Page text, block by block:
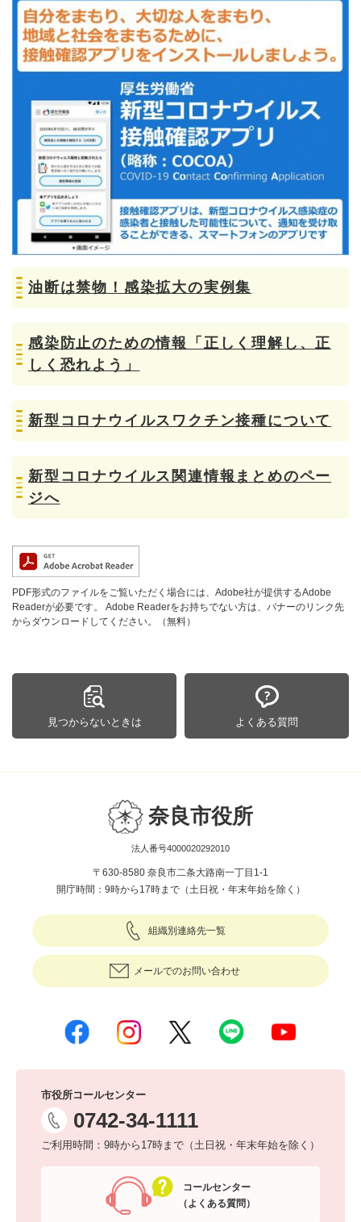
油断は禁物！感染拡大の実例集
感染防止のための情報「正しく理解し、正
しく恐れよう」
新型コロナウイルスワクチン接種について
新型コロナウイルス関連情報まとめのペー
ジへ
PDF形式のファイルをご覧いただく場合には、Adobe社が提供するAdobe
Readerが必要です。
Adobe Readerをお持ちでない方は、バナーのリンク先
からダウンロードしてください。（無料）
見つからないときは よくある質問
奈良市役所
法人番号4000020292010
〒630-8580 奈良市二条大路南一丁目1-1
開庁時間：9時から17時まで（土日祝・年末年始を除く）
組織別連絡先一覧
メールでのお問い合わせ
市役所コールセンター
0742-34-1111
ご利用時間：9時から17時まで（土日祝・年末年始を除く）
コールセンター
（よくある質問）